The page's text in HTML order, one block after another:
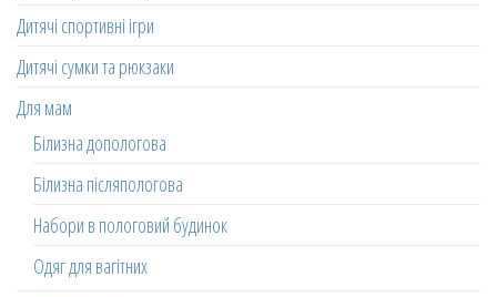
Дитячі спортивні ігри
Дитячі сумки та рюкзаки
Для мам
Білизна допологова
Білизна післяпологова
Набори в пологовий будинок
Одяг для вагітних